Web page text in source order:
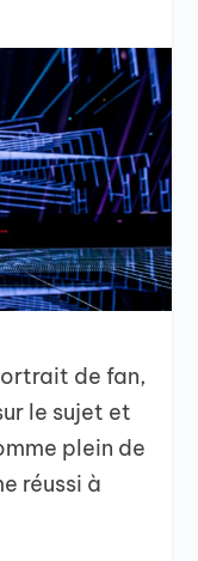
de fan,
le sujet et
plein de
réussi à